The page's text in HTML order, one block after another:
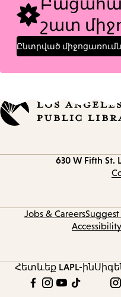
շատ
Ընտրված
630 W Fifth St.
Jobs & CareersSuggest
Accessibility
Հետևեք LAPL-ին